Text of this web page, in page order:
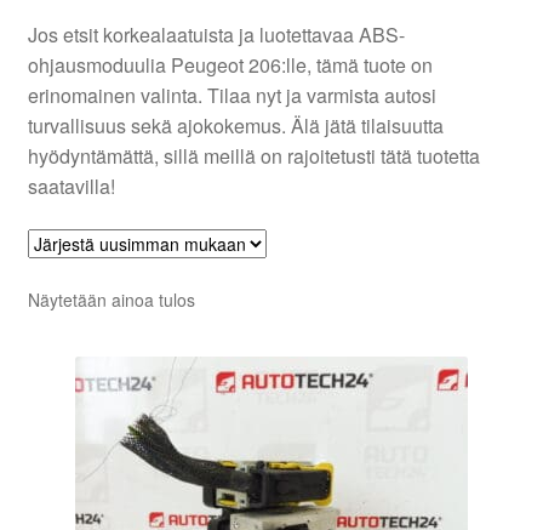
Tilini
Valitukset
Jos etsit korkealaatuista ja luotettavaa ABS-
ohjausmoduulia Peugeot 206:lle, tämä tuote on
erinomainen valinta. Tilaa nyt ja varmista autosi
turvallisuus sekä ajokokemus. Älä jätä tilaisuutta
hyödyntämättä, sillä meillä on rajoitetusti tätä tuotetta
saatavilla!
Näytetään ainoa tulos